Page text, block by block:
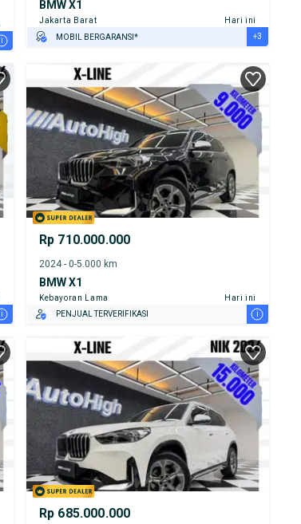
i
BMW X1
Jakarta Barat
Hari ini
MOBIL BERGARANSI*
TEST DRIVE DARI RUMAH
GRATIS BIAYA JASA PERAWATAN*
+3
i
Rp 710.000.000
2024 - 0-5.000 km
BMW X1
Kebayoran Lama
Hari ini
PENJUAL TERVERIFIKASI
i
Rp 685.000.000